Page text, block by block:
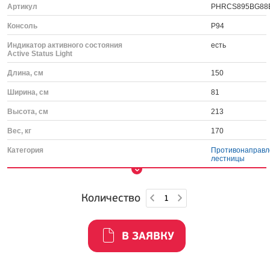
Артикул
Консоль P94
Индикатор активного состояния
Active Status Light
есть
Длина, см 150
Ширина, см 81
Высота, см 213
Вес, кг 170
Категория
лестницы
Количество
В ЗАЯВКУ